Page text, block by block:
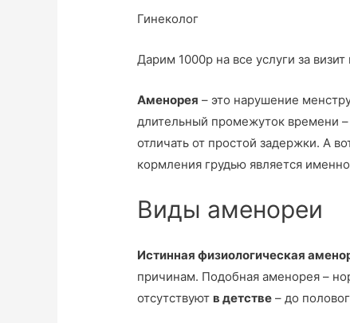
Гинеколог
Дарим 1000р на все услуги за
Аменорея – это нарушение
длительный промежуток времени
отличать от простой задержки. А
кормления грудью является
Виды аменореи
Истинная физиологическая
причинам. Подобная аменорея –
отсутствуют в детстве – до